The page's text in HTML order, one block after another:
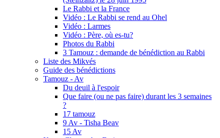
Le Rabbi et la France
Vidéo : Le Rabbi se rend au Ohel
Vidéo : Larmes
Vidéo : Père, où es-tu?
Photos du Rabbi
3 Tamouz : demande de bénédiction au Rabbi
Liste des Mikvés
Guide des bénédictions
Tamouz - Av
Du deuil à l'espoir
Que faire (ou ne pas faire) durant les 3 semaines
?
17 tamouz
9 Av - Tisha Beav
15 Av